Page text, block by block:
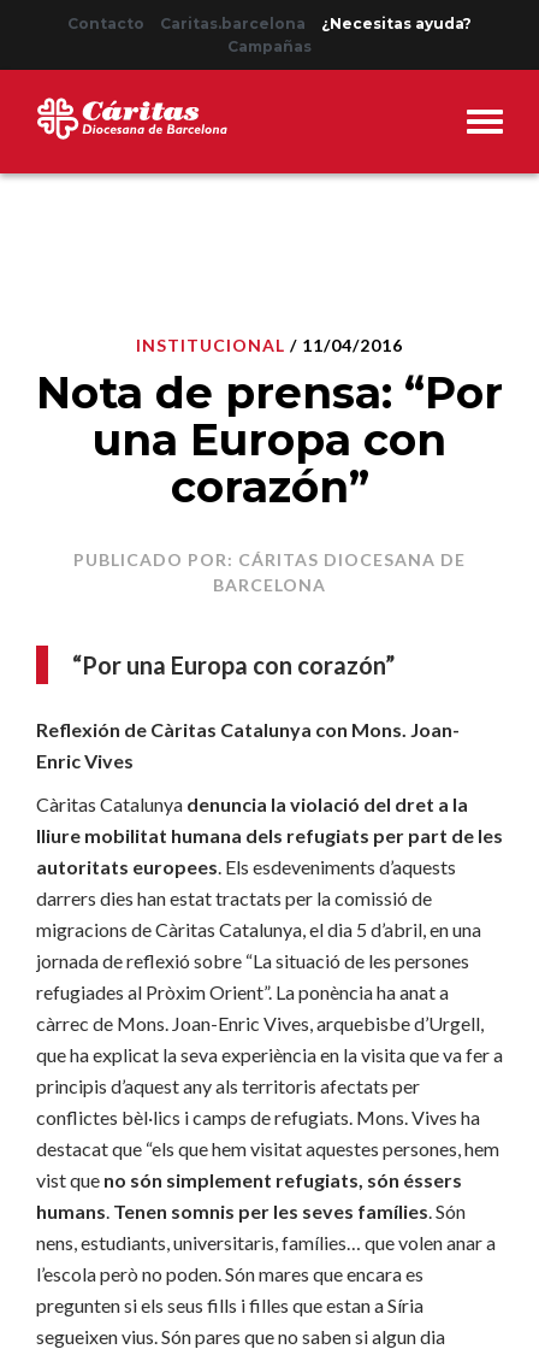
Contacto Caritas.barcelona
¿Necesitas ayuda?
Campañas
INSTITUCIONAL / 11/04/2016
Nota de prensa: “Por
una Europa con
corazón”
PUBLICADO POR: CÁRITAS DIOCESANA DE
BARCELONA
“Por una Europa con corazón”
Reflexión de Càritas Catalunya con Mons. Joan-
Enric Vives
Càritas Catalunya denuncia la violació del dret a la
lliure mobilitat humana dels refugiats per part de les
autoritats europees. Els esdeveniments d’aquests
darrers dies han estat tractats per la comissió de
migracions de Càritas Catalunya, el dia 5 d’abril, en una
jornada de reflexió sobre “La situació de les persones
refugiades al Pròxim Orient”. La ponència ha anat a
càrrec de Mons. Joan-Enric Vives, arquebisbe d’Urgell,
que ha explicat la seva experiència en la visita que va fer a
principis d’aquest any als territoris afectats per
conflictes bèl·lics i camps de refugiats. Mons. Vives ha
destacat que “els que hem visitat aquestes persones, hem
vist que no són simplement refugiats, són éssers
humans. Tenen somnis per les seves famílies. Són
nens, estudiants, universitaris, famílies… que volen anar a
l’escola però no poden. Són mares que encara es
pregunten si els seus fills i filles que estan a Síria
segueixen vius. Són pares que no saben si algun dia